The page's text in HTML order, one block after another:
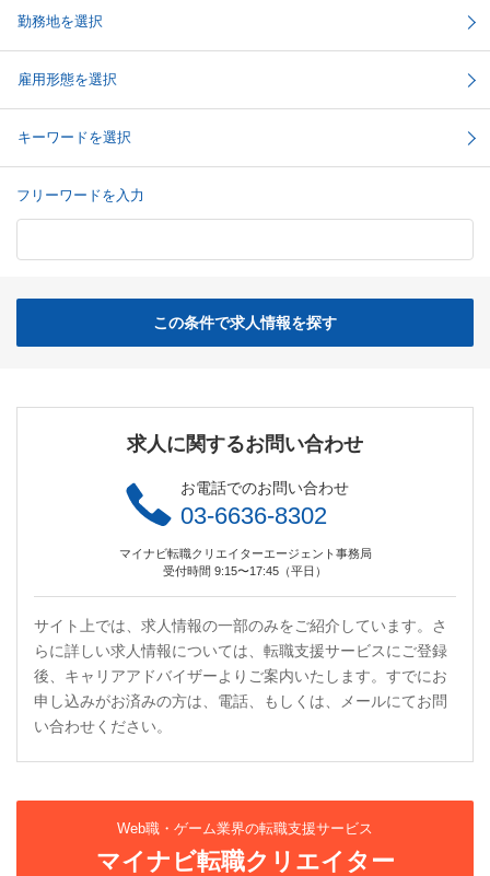
勤務地を選択
雇用形態を選択
キーワードを選択
フリーワードを入力
この条件で求人情報を探す
求人に関するお問い合わせ
お電話でのお問い合わせ
03-6636-8302
マイナビ転職クリエイターエージェント事務局
受付時間 9:15〜17:45（平日）
サイト上では、求人情報の一部のみをご紹介しています。さ
らに詳しい求人情報については、転職支援サービスにご登録
後、キャリアアドバイザーよりご案内いたします。すでにお
申し込みがお済みの方は、電話、もしくは、メールにてお問
い合わせください。
Web職・ゲーム業界の転職支援サービス
マイナビ転職クリエイター